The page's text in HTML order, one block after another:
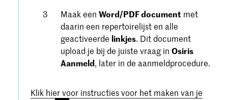
Maak eenWord/PDF document met
daarin een repertoirelijst en alle
geactiveerde linkjes. Dit document
upload je bij de juiste vraag inOsiris
Aanmeld, later in de aanmeldprocedure.
Klik hier voor instructies voor het maken van je